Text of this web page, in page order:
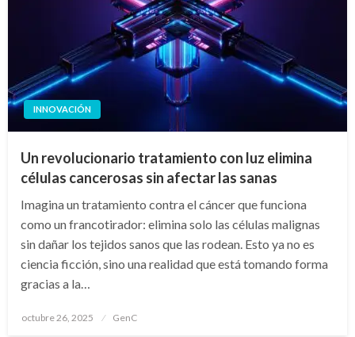
INNOVACIÓN
Un revolucionario tratamiento con luz elimina
células cancerosas sin afectar las sanas
Imagina un tratamiento contra el cáncer que funciona
como un francotirador: elimina solo las células malignas
sin dañar los tejidos sanos que las rodean. Esto ya no es
ciencia ficción, sino una realidad que está tomando forma
gracias a la…
Publicado
octubre 26, 2025 GenC